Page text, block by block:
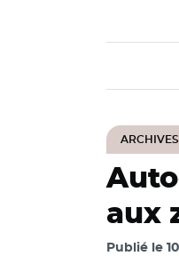
ARCHIVES
aux
Publié le